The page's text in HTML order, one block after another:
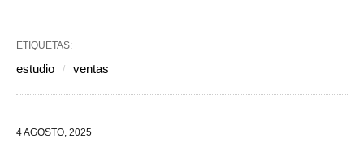
ETIQUETAS:
estudio ventas
4 AGOSTO, 2025